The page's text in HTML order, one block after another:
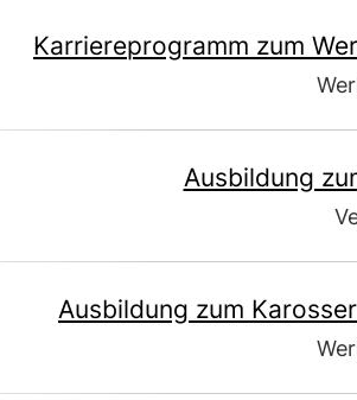
Karriereprogramm zum
Ausbildung
Ausbildung zum